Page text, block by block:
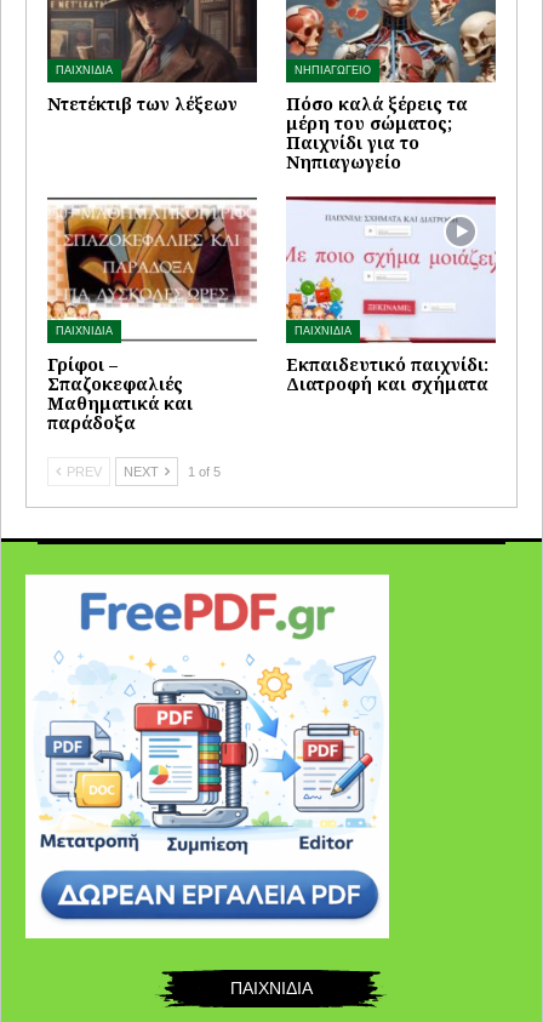
ΠΑΙΧΝΙΔΙΑ
Ντετέκτιβ των λέξεων
ΝΗΠΙΑΓΩΓΕΙΟ
Πόσο καλά ξέρεις τα
μέρη του σώματος;
Παιχνίδι για το
Νηπιαγωγείο
ΠΑΙΧΝΙΔΙΑ
Γρίφοι –
Σπαζοκεφαλιές
Μαθηματικά και
παράδοξα
ΠΑΙΧΝΙΔΙΑ
Εκπαιδευτικό παιχνίδι:
Διατροφή και σχήματα
PREV NEXT 1 of 5
ΠΑΙΧΝΙΔΙΑ